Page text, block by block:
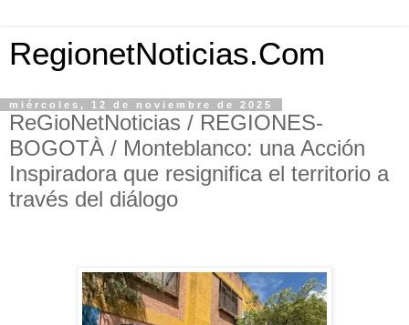
RegionetNoticias.Com
miércoles, 12 de noviembre de 2025
ReGioNetNoticias / REGIONES-
BOGOTÀ / Monteblanco: una Acción
Inspiradora que resignifica el territorio a
través del diálogo